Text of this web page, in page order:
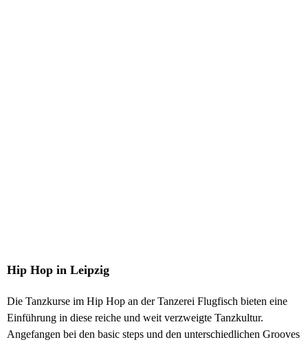
Hip Hop in Leipzig
Die Tanzkurse im Hip Hop an der Tanzerei Flugfisch bieten eine
Einführung in diese reiche und weit verzweigte Tanzkultur.
Angefangen bei den basic steps und den unterschiedlichen Grooves